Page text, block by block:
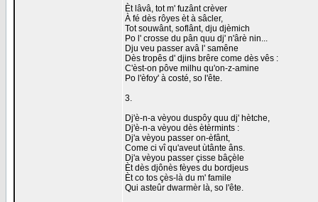
Èt lâvâ, tot m' fuzânt crèver
À fé dès rôyes èt à sâcler,
Tot souwânt, soflânt, dju djèmich
Po l' crosse du pân quu dj' n'ârè nin...
Dju veu passer avâ l' samêne
Dès tropês d' djins brêre come dès vês :
C'èst-on pôve milhu qu'on-z-amine
Po l'èfoy' à costé, so l'ête.
3.
Dj'è-n-a vèyou duspôy quu dj' hètche,
Dj'è-n-a vèyou dès ètèrmints :
Dj'a vèyou passer on-èfânt,
Come ci vî qu'aveut ùtânte âns.
Dj'a vèyou passer çisse bâçèle
Èt dès djônès fèyes du bordjeus
Èt co tos çès-là du m' famile
Qui asteûr dwarmèr là, so l'ête.